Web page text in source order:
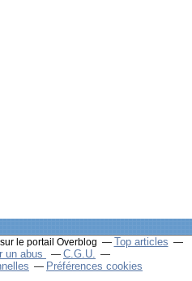
le portail Overblog
Top articles
un abus
C.G.U.
Préférences cookies